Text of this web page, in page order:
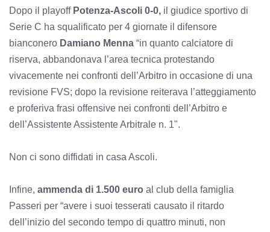
Dopo il playoff Potenza-Ascoli 0-0, il giudice sportivo di
Serie C ha squalificato per 4 giornate il difensore
bianconero Damiano Menna “in quanto calciatore di
riserva, abbandonava l’area tecnica protestando
vivacemente nei confronti dell’Arbitro in occasione di una
revisione FVS; dopo la revisione reiterava l’atteggiamento
e proferiva frasi offensive nei confronti dell’Arbitro e
dell’Assistente Assistente Arbitrale n. 1".
Non ci sono diffidati in casa Ascoli.
Infine, ammenda di 1.500 euro al club della famiglia
Passeri per “avere i suoi tesserati causato il ritardo
dell’inizio del secondo tempo di quattro minuti, non